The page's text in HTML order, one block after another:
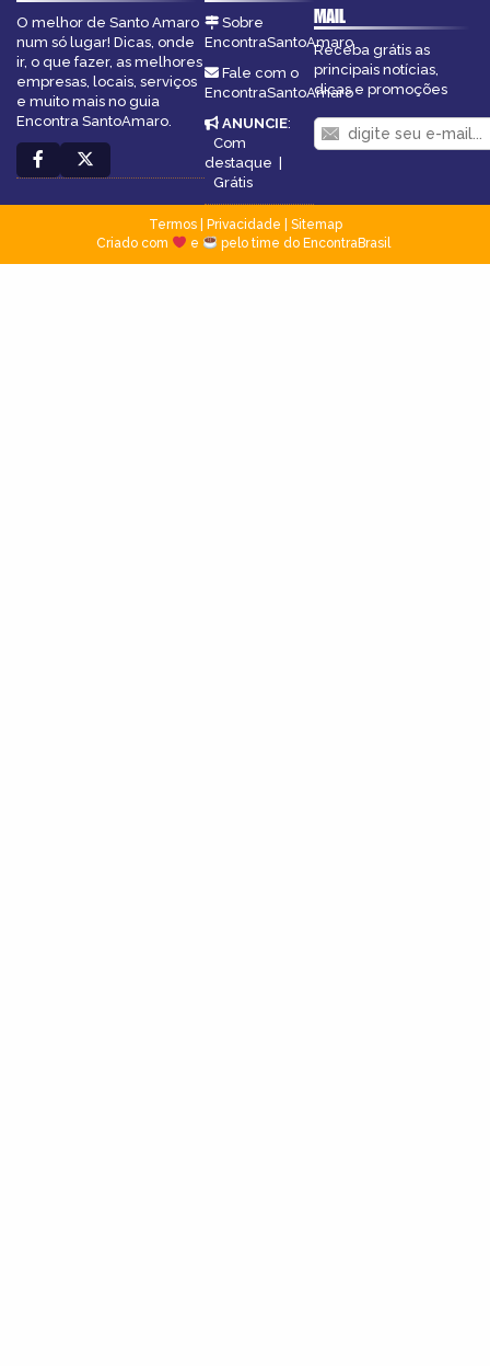
O melhor de Santo Amaro
num só lugar! Dicas, onde
ir, o que fazer, as melhores
empresas, locais, serviços
e muito mais no guia
Encontra SantoAmaro.
Sobre
EncontraSantoAmaro
Fale com o
EncontraSantoAmaro
ANUNCIE:
Com
destaque
Grátis
MAIL
Receba grátis as
principais notícias,
dicas e promoções
Termos| Privacidade
Sitemap
Criado com
e pelo time do EncontraBrasil